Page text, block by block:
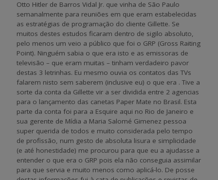
Otto Hitler de Barros Vidal Jr. que vinha de São Paulo
semanalmente para reuniões em que eram estabelecidas
as estratégias de programação do cliente Gillette. Se
muitos destes estudos ficaram dentro de sigilo absoluto,
pelo menos um veio a público que foi o GRP (Gross Raiting
Point). Ninguém sabia o que era isto e as emissoras de
televisão – que eram muitas – tinham verdadeiro pavor
destas 3 letrinhas. Eu mesmo ouvia os contatos das TVs
falarem nisto sem saberem (inclusive eu) o que era . Tive a
sorte da conta da Gillette vir a ser dividida entre 2 agencias
para o lançamento das canetas Paper Mate no Brasil. Esta
parte da conta foi para a Esquire aqui no Rio de Janeiro e
sua gerente de Mídia a Maria Salomé Gimenez pessoa
super querida de todos e muito considerada pelo tempo
de profissão, num gesto de absoluta lisura e simplicidade
(e até honestidade) me procurou para que eu a ajudasse a
entender o que era o GRP pois ela não conseguia assimilar
para que servia e muito menos como aplicá-lo. De posse